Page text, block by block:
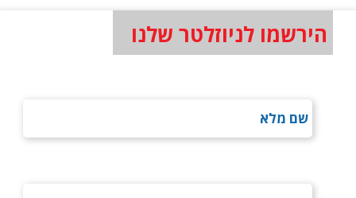
הירשמו לניוזלטר שלנו